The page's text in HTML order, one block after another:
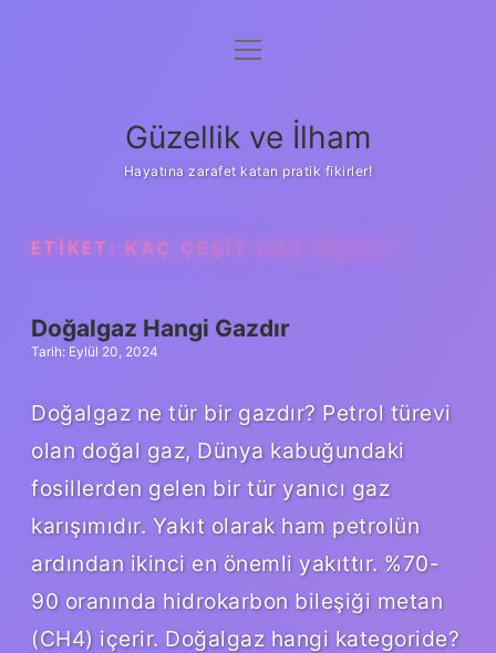
Anasayfa
Yasal Uyarı
menüyü
Güzellik ve İlham
Hayatına zarafet katan pratik fikirler!
ETIKET: KAÇ ÇEŞIT GAZ VARDIR
Doğalgaz Hangi Gazdır
Tarih: Eylül 20, 2024
Doğalgaz ne tür bir gazdır? Petrol türevi
olan doğal gaz, Dünya kabuğundaki
fosillerden gelen bir tür yanıcı gaz
karışımıdır. Yakıt olarak ham petrolün
ardından ikinci en önemli yakıttır. %70-
90 oranında hidrokarbon bileşiği metan
(CH4) içerir. Doğalgaz hangi kategoride?